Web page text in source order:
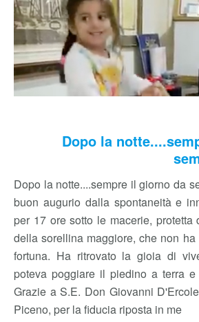
Dopo la
Dopo la notte....sempre il giorno da
buon augurio dalla spontaneità e
per 17 ore sotto le macerie, protetta
della sorellina maggiore, che non
fortuna. Ha ritrovato la gioia di
poteva poggiare il piedino a terra
Grazie a S.E. Don Giovanni